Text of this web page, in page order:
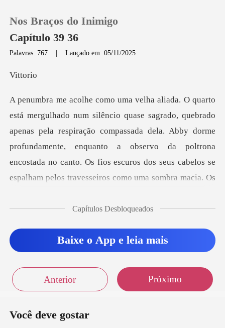
Loja
Histórico
Sair
Nos Braços do Inimigo
Capítulo 39 36
Palavras: 767 |Lançado em: 05/11/2025
tor
pela respiração compassada dela. Abby dorme
profundamente, enquanto a observo da poltrona
encostada no canto. Os
Capítulos Desbloqueados
Baixe o App e leia mais
Anterior Próximo
Você deve gostar